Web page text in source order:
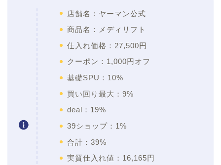
店舗名：ヤーマン公式
商品名：メディリフト
仕入れ価格：27,500円
クーポン：1,000円オフ
基礎SPU：10%
買い回り最大：9%
deal：19%
39ショップ：1%
合計：39%
実質仕入れ値：16,165円